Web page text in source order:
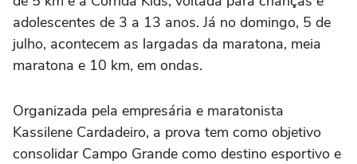
adolescentes de 3 a 13 anos. Já no domingo, 5 de
julho, acontecem as largadas da maratona, meia
maratona e 10 km, em ondas.
Organizada pela empresária e maratonista
Kassilene Cardadeiro, a prova tem como objetivo
consolidar Campo Grande como destino esportivo e